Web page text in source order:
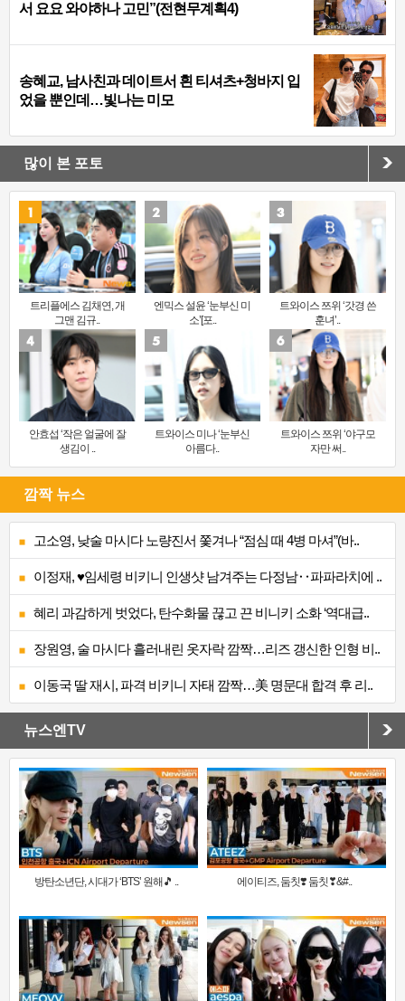
서 요요 와야하나 고민”(전현무계획4)
송혜교, 남사친과 데이트서 흰 티셔츠+청바지 입
었을 뿐인데…빛나는 미모
많이 본 포토
트리플에스 김채연, 개
그맨 김규..
엔믹스 설윤 ‘눈부신 미
소’[포..
트와이스 쯔위 ‘갓경 쓴
훈녀’..
안효섭 ‘작은 얼굴에 잘
생김이 ..
트와이스 미나 ‘눈부신
아름다..
트와이스 쯔위 ‘야구모
자만 써..
깜짝 뉴스
고소영, 낮술 마시다 노량진서 쫓겨나 “점심 때 4병 마셔”(바..
이정재, ♥임세령 비키니 인생샷 남겨주는 다정남‥파파라치에 ..
혜리 과감하게 벗었다, 탄수화물 끊고 끈 비니키 소화 ‘역대급..
장원영, 술 마시다 흘러내린 옷자락 깜짝…리즈 갱신한 인형 비..
이동국 딸 재시, 파격 비키니 자태 깜짝…美 명문대 합격 후 리..
뉴스엔TV
방탄소년단, 시대가 ‘BTS’ 원해🎵 .. 에이티즈, 둠칫❣️ 둠칫❣&#..